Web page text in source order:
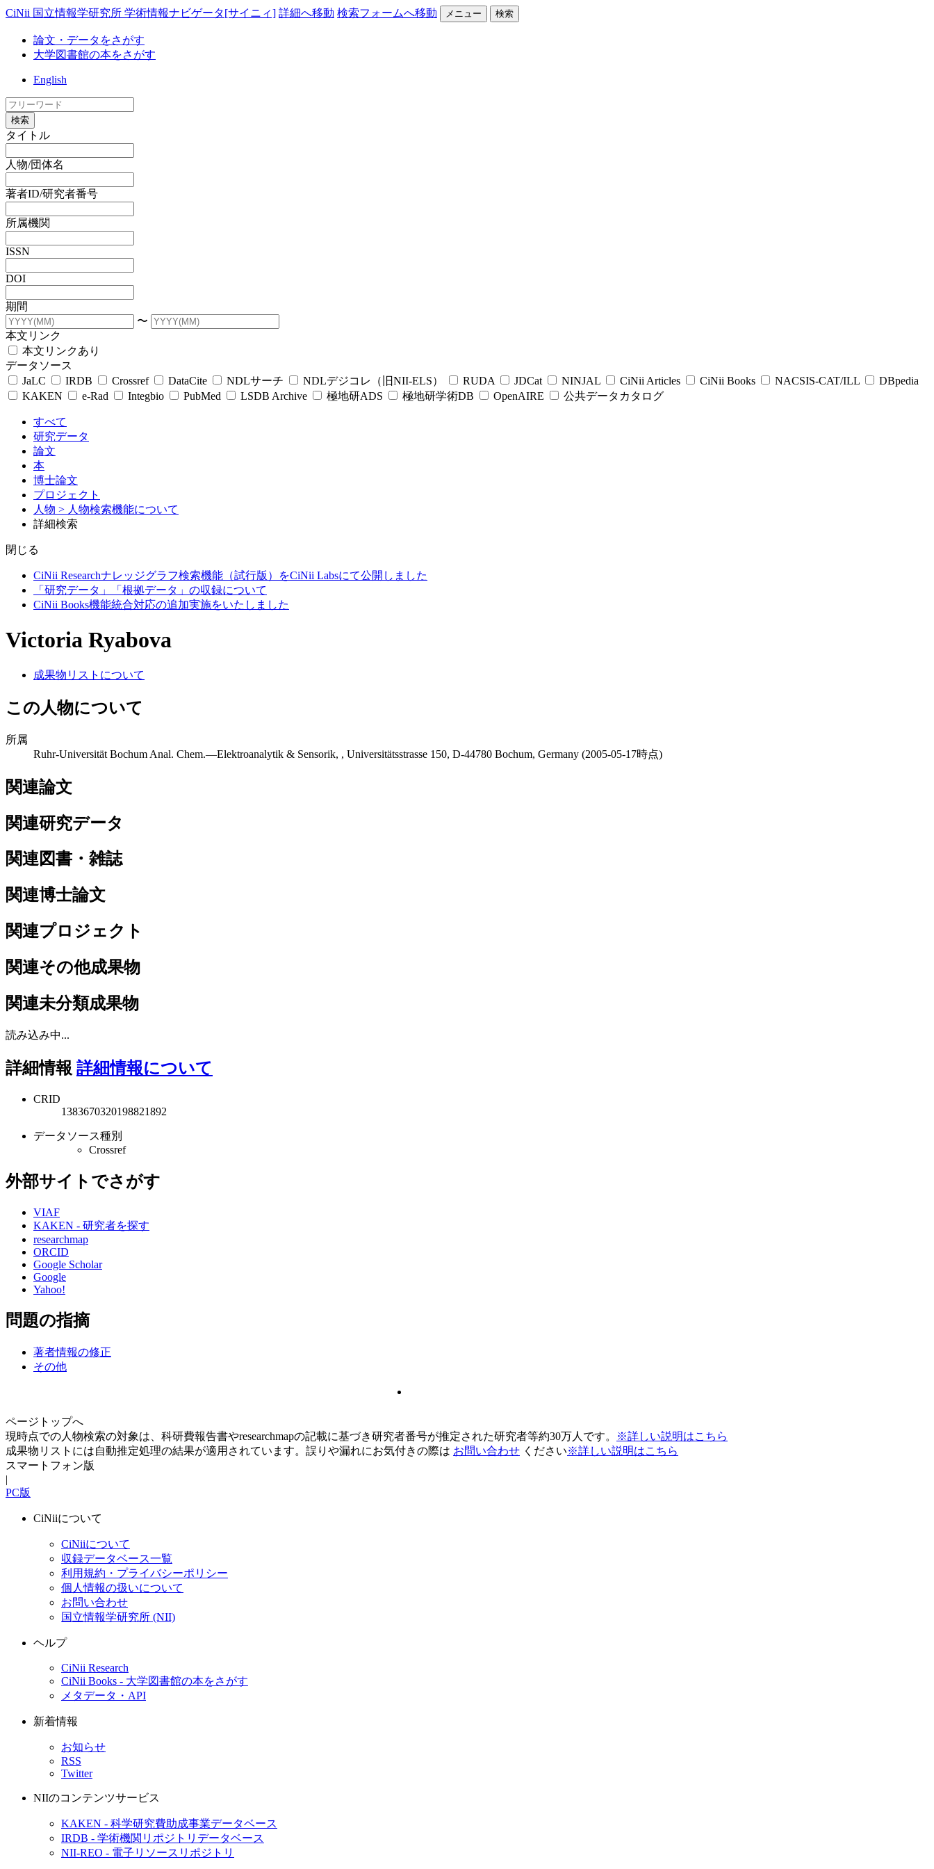
CiNii 国立情報学研究所 学術情報ナビゲータ[サイニィ] 詳細へ移動 検索フォームへ移動 メニュー 検索
論文・データをさがす
大学図書館の本をさがす
English
検索
タイトル
人物/団体名
著者ID/研究者番号
所属機関
ISSN
DOI
期間
〜
本文リンク
本文リンクあり
データソース
JaLC
IRDB Crossref DataCite NDLサーチ NDLデジコレ（旧NII-ELS） RUDA JDCat NINJAL CiNii Articles CiNii Books NACSIS-CAT/ILL
DBpedia
KAKEN
e-Rad Integbio PubMed LSDB Archive 極地研ADS 極地研学術DB OpenAIRE 公共データカタログ
すべて
研究データ
論文
本
博士論文
プロジェクト
人物 > 人物検索機能について
詳細検索
閉じる
CiNii Researchナレッジグラフ検索機能（試行版）をCiNii Labsにて公開しました
「研究データ」「根拠データ」の収録について
CiNii Books機能統合対応の追加実施をいたしました
Victoria Ryabova
成果物リストについて
この人物について
所属
Ruhr-Universität Bochum Anal. Chem.—Elektroanalytik & Sensorik, , Universitätsstrasse 150, D-44780 Bochum, Germany (2005-05-17時点)
関連論文
関連研究データ
関連図書・雑誌
関連博士論文
関連プロジェクト
関連その他成果物
関連未分類成果物
読み込み中...
詳細情報 詳細情報について
CRID
1383670320198821892
データソース種別
Crossref
外部サイトでさがす
VIAF
KAKEN - 研究者を探す
researchmap
ORCID
Google Scholar
Google
Yahoo!
問題の指摘
著者情報の修正
その他
ページトップへ
現時点での人物検索の対象は、科研費報告書やresearchmapの記載に基づき研究者番号が推定された研究者等約30万人です。
※詳しい説明はこちら
成果物リストには自動推定処理の結果が適用されています。誤りや漏れにお気付きの際は お問い合わせ ください※詳しい説明はこちら
スマートフォン版
|
PC版
CiNiiについて
CiNiiについて
収録データベース一覧
利用規約・プライバシーポリシー
個人情報の扱いについて
お問い合わせ
国立情報学研究所 (NII)
ヘルプ
CiNii Research
CiNii Books - 大学図書館の本をさがす
メタデータ・API
新着情報
お知らせ
RSS
Twitter
NIIのコンテンツサービス
KAKEN - 科学研究費助成事業データベース
IRDB - 学術機関リポジトリデータベース
NII-REO - 電子リソースリポジトリ